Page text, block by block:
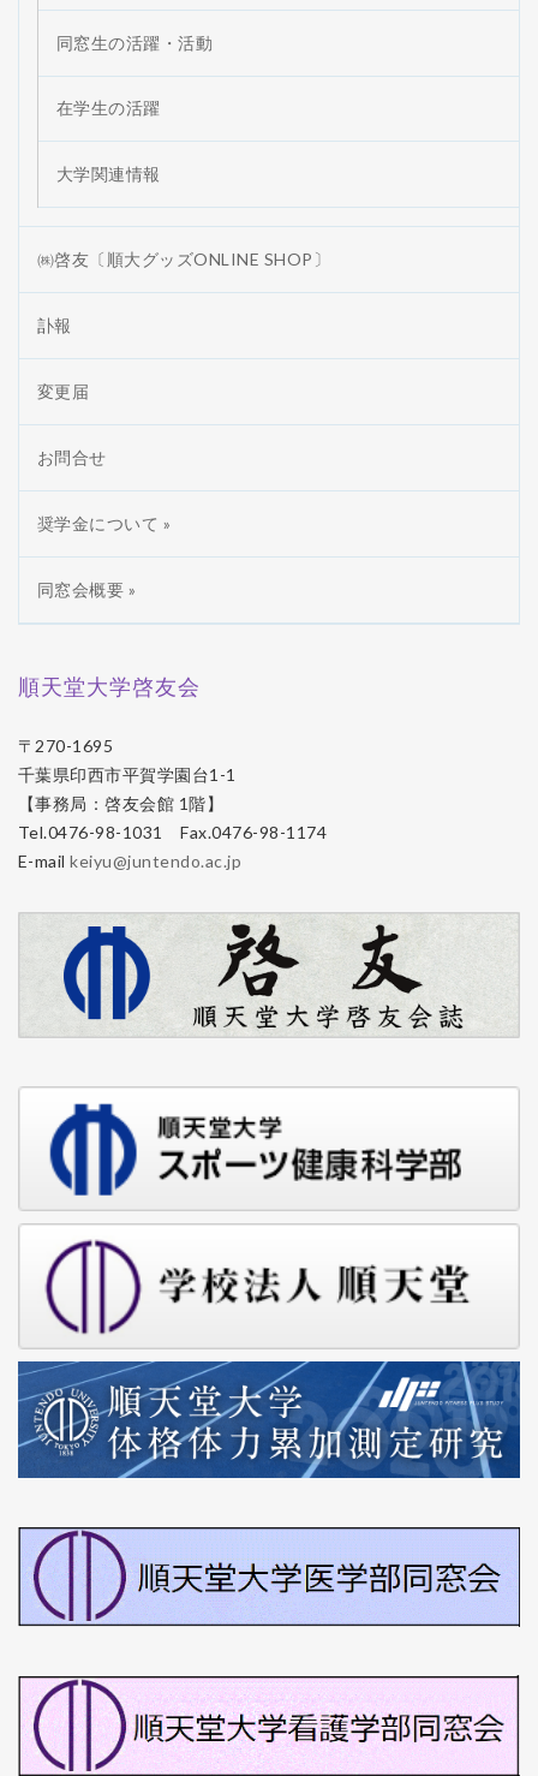
同窓生の活躍・活動
在学生の活躍
大学関連情報
㈱啓友〔順大グッズONLINE SHOP〕
訃報
変更届
お問合せ
奨学金について »
同窓会概要 »
順天堂大学啓友会
〒270-1695
千葉県印西市平賀学園台1-1
【事務局：啓友会館 1階】
Tel.0476-98-1031 Fax.0476-98-1174
E-mailkeiyu@juntendo.ac.jp